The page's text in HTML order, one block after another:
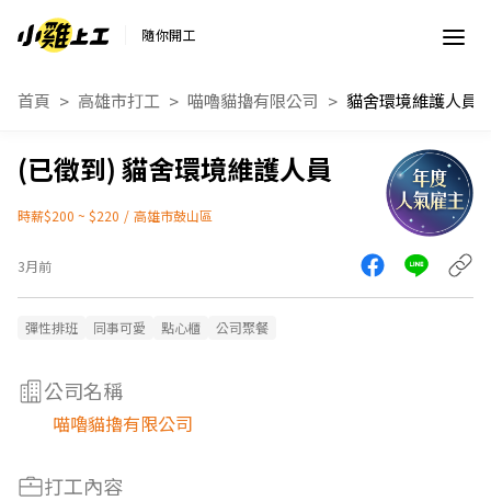
隨你開工
首頁 高雄市打工 喵嚕貓擼有限公司 貓舍環境維護人員
貓舍環境維護人員
時薪$200 ~ $220 / 高雄市鼓山區
3月前
彈性排班 同事可愛 點心櫃 公司聚餐
公司名稱
喵嚕貓擼有限公司
打工內容